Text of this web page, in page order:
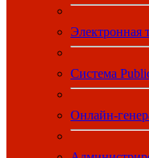
Электронная
Система
Онлайн-